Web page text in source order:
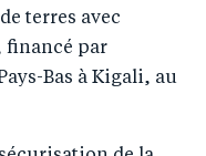
terres avec
financé par
Bas à Kigali, au